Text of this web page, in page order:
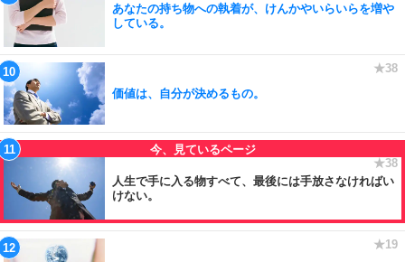
あなたの持ち物への執着が、けんかやいらいらを増や
している。
価値は、自分が決めるもの。
人生で手に入る物すべて、最後には手放さなければい
けない。